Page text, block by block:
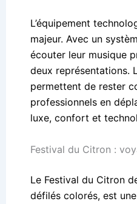
L’équipement
majeur. Avec un
écouter leur musique
deux représentations.
permettent de rester
professionnels en
luxe, confort et
Festival du Citron :
Le Festival du Citron
défilés colorés, est